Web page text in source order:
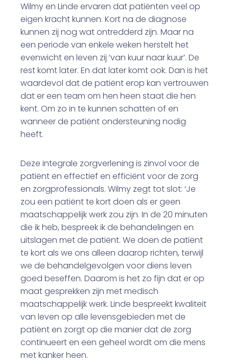
Wilmy en Linde ervaren dat patiënten veel op
eigen kracht kunnen. Kort na de diagnose
kunnen zij nog wat ontredderd zijn. Maar na
een periode van enkele weken herstelt het
evenwicht en leven zij ‘van kuur naar kuur’. De
rest komt later. En dat later komt ook. Dan is het
waardevol dat de patiënt erop kan vertrouwen
dat er een team om hen heen staat die hen
kent. Om zo in te kunnen schatten of en
wanneer de patiënt ondersteuning nodig
heeft.
Deze integrale zorgverlening is zinvol voor de
patiënt en effectief en efficiënt voor de zorg
en zorgprofessionals. Wilmy zegt tot slot: ‘Je
zou een patiënt te kort doen als er geen
maatschappelijk werk zou zijn. In de 20 minuten
die ik heb, bespreek ik de behandelingen en
uitslagen met de patiënt. We doen de patiënt
te kort als we ons alleen daarop richten, terwijl
we de behandelgevolgen voor diens leven
goed beseffen. Daarom is het zo fijn dat er op
maat gesprekken zijn met medisch
maatschappelijk werk. Linde bespreekt kwaliteit
van leven op alle levensgebieden met de
patiënt en zorgt op die manier dat de zorg
continueert en een geheel wordt om die mens
met kanker heen.